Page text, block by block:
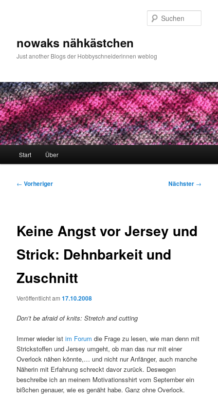
nowaks nähkästchen
Just another Blogs der Hobbyschneiderinnen weblog
Start Über
Beitragsnavigation
← Vorheriger Nächster →
Keine Angst vor Jersey und
Strick: Dehnbarkeit und
Zuschnitt
Veröffentlicht am17.10.2008
Don’t be afraid of knits: Stretch and cutting
Immer wieder istim Forum die Frage zu lesen, wie man denn mit
Strickstoffen und Jersey umgeht, ob man das nur mit einer
Overlock nähen könnte,… und nicht nur Anfänger, auch manche
Näherin mit Erfahrung schreckt davor zurück. Deswegen
beschreibe ich an meinem Motivationsshirt vom September ein
bißchen genauer, wie es genäht habe. Ganz ohne Overlock.